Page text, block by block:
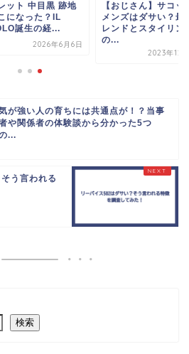
ット 中目黒 跡地
になった？IL
誕生の経...
2026年6月6日
【おじさん】サコッ
メンズはダサい？最
レンドとスタイリン
の...
2023年12
が強い人の育ちには共通点が！？当事
や関係者の体験談から分かった5つ
...
う言われる
検索